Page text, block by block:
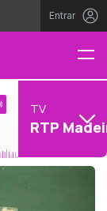
Entrar
TV
RTP